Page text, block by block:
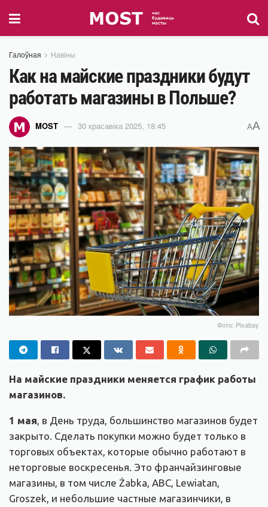
Галоўная Навіны
Как на майские праздники будут
работать магазины в Польше?
MOST 30 красавіка 2025, 18:45 AA
Фото: Pixabay
На майские праздники меняется график работы
магазинов.
1 мая , в День труда, большинство магазинов будет
закрыто. Сделать покупки можно будет только в
торговых объектах, которые обычно работают в
неторговые воскресенья. Это франчайзинговые
магазины, в том числе Żabka, ABC, Lewiatan,
Groszek, и небольшие частные магазинчики, в